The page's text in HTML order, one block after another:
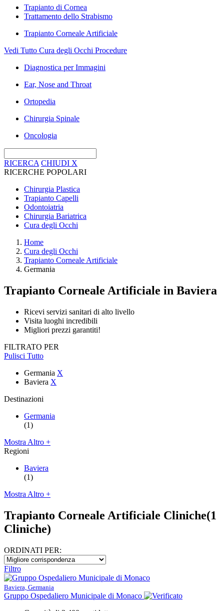
Trapianto di Cornea
Trattamento dello Strabismo
Trapianto Corneale Artificiale
Vedi Tutto Cura degli Occhi Procedure
Diagnostica per Immagini
Ear, Nose and Throat
Ortopedia
Chirurgia Spinale
Oncologia
RICERCA CHIUDI X
RICERCHE POPOLARI
Chirurgia Plastica
Trapianto Capelli
Odontoiatria
Chirurgia Bariatrica
Cura degli Occhi
Home
Cura degli Occhi
Trapianto Corneale Artificiale
Germania
Trapianto Corneale Artificiale in Baviera
Ricevi servizi sanitari di alto livello
Visita luoghi incredibili
Migliori prezzi garantiti!
FILTRATO PER
Pulisci Tutto
Germania X
Baviera X
Destinazioni
Germania
(1)
Mostra Altro +
Regioni
Baviera
(1)
Mostra Altro +
Trapianto Corneale Artificiale Cliniche(1
Cliniche)
ORDINATI PER:
Filtro
Baviera, Germania
Gruppo Ospedaliero Municipale di Monaco